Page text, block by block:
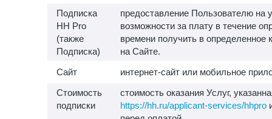
Подписка
HH Pro
(также
Подписка)
предоставление Пользователю на
возможности за плату в течение
времени получить в определенное
на Сайте.
Сайт
интернет-сайт или мобильное
Стоимость
подписки
стоимость оказания Услуг,
https://hh.ru/applicant-services/hhpro